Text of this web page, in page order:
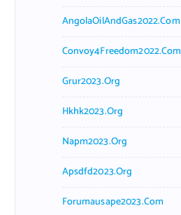
AngolaOilAndGas2022.com
Convoy4Freedom2022.com
Grur2023.org
Hkhk2023.org
Napm2023.org
Apsdfd2023.org
Forumausape2023.com